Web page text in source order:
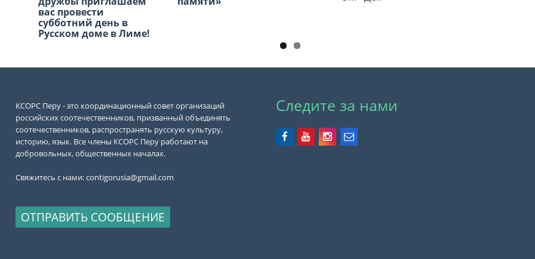
вас провести
субботний день в
Русском доме в Лиме!
сердце каждого»
КСОРС Перу - это координационный совет организаций
российских соотечественников, призванный объединять
соотечественников, распространять русскую культуру,
историю, язык. Все члены КСОРС Перу работают на
добровольных, общественных началах.
Свяжитесь с нами:contigorusia@gmail.com
ОТПРАВИТЬ СООБЩЕНИЕ
Следите за нами